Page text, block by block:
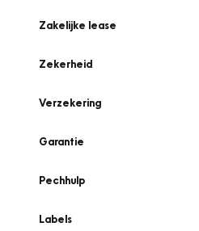
Zakelijke lease
Zekerheid
Verzekering
Garantie
Pechhulp
Labels